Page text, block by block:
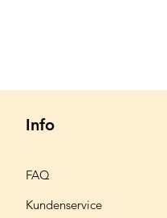
Info
FAQ
Kundenservice